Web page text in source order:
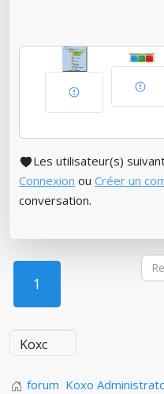
Les utilisateur(s)
Connexion ou Créer un
conversation.
1
forum Koxo